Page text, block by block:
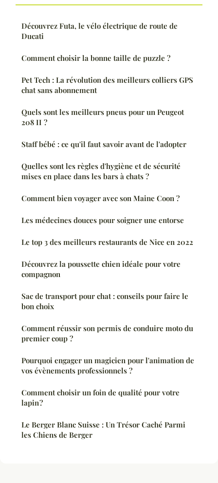
Découvrez Futa, le vélo électrique de route de
Ducati
Comment choisir la bonne taille de puzzle ?
Pet Tech : La révolution des meilleurs colliers GPS
chat sans abonnement
Quels sont les meilleurs pneus pour un Peugeot
208 II ?
Staff bébé : ce qu'il faut savoir avant de l'adopter
Quelles sont les règles d'hygiène et de sécurité
mises en place dans les bars à chats ?
Comment bien voyager avec son Maine Coon ?
Les médecines douces pour soigner une entorse
Le top 3 des meilleurs restaurants de Nice en 2022
Découvrez la poussette chien idéale pour votre
compagnon
Sac de transport pour chat : conseils pour faire le
bon choix
Comment réussir son permis de conduire moto du
premier coup ?
Pourquoi engager un magicien pour l'animation de
vos évènements professionnels ?
Comment choisir un foin de qualité pour votre
lapin ?
Le Berger Blanc Suisse : Un Trésor Caché Parmi
les Chiens de Berger